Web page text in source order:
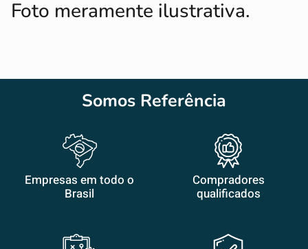
Foto meramente ilustrativa.
Somos Referência
Empresas em todo o
Brasil
Compradores
qualificados